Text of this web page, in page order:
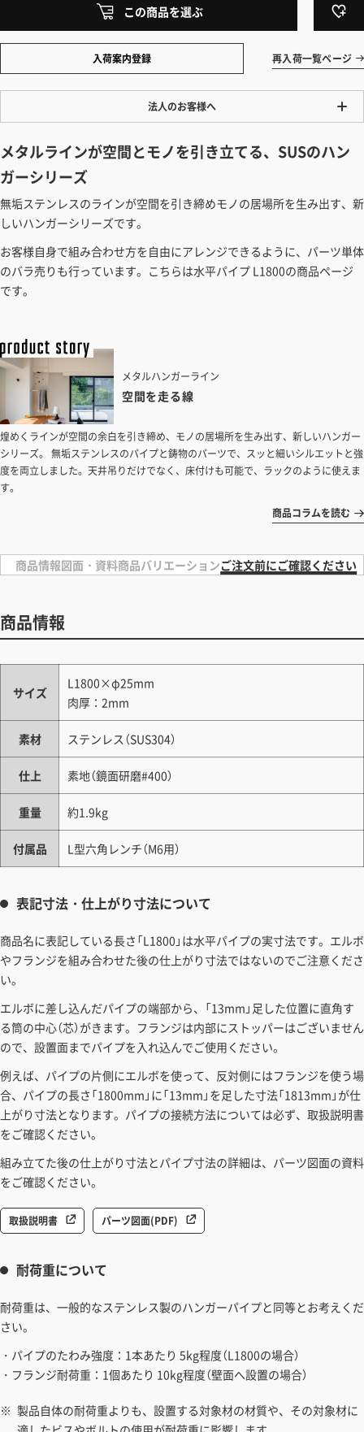
この商品を選ぶ
入荷案内登録 再入荷一覧ページ
法人のお客様へ
ワンプライス販売
法人・個人様いずれも全て一律の価格で販売しております。法人/個人
事業主様には「請求書払い」も対応しています。
「請求書払い」の詳細はこちら
カートでのお見積り機能
「この商品を選ぶ」からご希望の商品をカートに入れていただき、お届
け先種別・都道府県を選択すると、送料を含んだ合計金額を確認する
メタルラインが空間とモノを引き立てる、SUSのハン
ガーシリーズ
無垢ステンレスのラインが空間を引き締めモノの居場所を生み出す、新
しいハンガーシリーズです。
お客様自身で組み合わせ方を自由にアレンジできるように、パーツ単体
のバラ売りも行っています。こちらは水平パイプ L1800の商品ページ
です。
メタルハンガーライン
空間を走る線
煌めくラインが空間の余白を引き締め、モノの居場所を生み出す、新しいハンガー
シリーズ。 無垢ステンレスのパイプと鋳物のパーツで、スッと細いシルエットと強
度を両立しました。天井吊りだけでなく、床付けも可能で、ラックのように使えま
す。
商品コラムを読む
商品情報図面・資料商品バリエーションご注文前にご確認ください
商品情報
サイズ
L1800×φ25mm
肉厚：2mm
素材 ステンレス（SUS304）
仕上 素地（鏡面研磨#400）
重量 約1.9kg
付属品 L型六角レンチ（M6用）
表記寸法・仕上がり寸法について
商品名に表記している長さ「L1800」は水平パイプの実寸法です。エルボ
やフランジを組み合わせた後の仕上がり寸法ではないのでご注意くださ
い。
エルボに差し込んだパイプの端部から、「13mm」足した位置に直角す
る筒の中心（芯）がきます。フランジは内部にストッパーはございません
ので、設置面までパイプを入れ込んでご使用ください。
例えば、パイプの片側にエルボを使って、反対側にはフランジを使う場
合、パイプの長さ「1800mm」に「13mm」を足した寸法「1813mm」が仕
上がり寸法となります。パイプの接続方法については必ず、取扱説明書
をご確認ください。
組み立てた後の仕上がり寸法とパイプ寸法の詳細は、パーツ図面の資料
をご確認ください。
取扱説明書 パーツ図面(PDF)
耐荷重について
耐荷重は、一般的なステンレス製のハンガーパイプと同等とお考えくだ
さい。
・パイプのたわみ強度：1本あたり 5kg程度（L1800の場合）
・フランジ耐荷重：1個あたり 10kg程度（壁面へ設置の場合）
製品自体の耐荷重よりも、設置する対象材の材質や、その対象材に